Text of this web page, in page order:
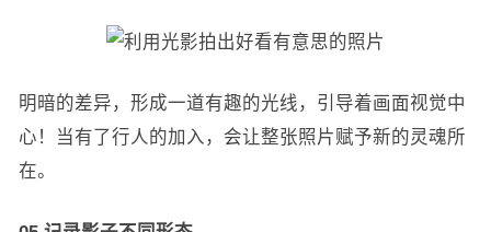
明暗的差异，形成一道有趣的光线，引导着画面视觉中
心！当有了行人的加入，会让整张照片赋予新的灵魂所
在。